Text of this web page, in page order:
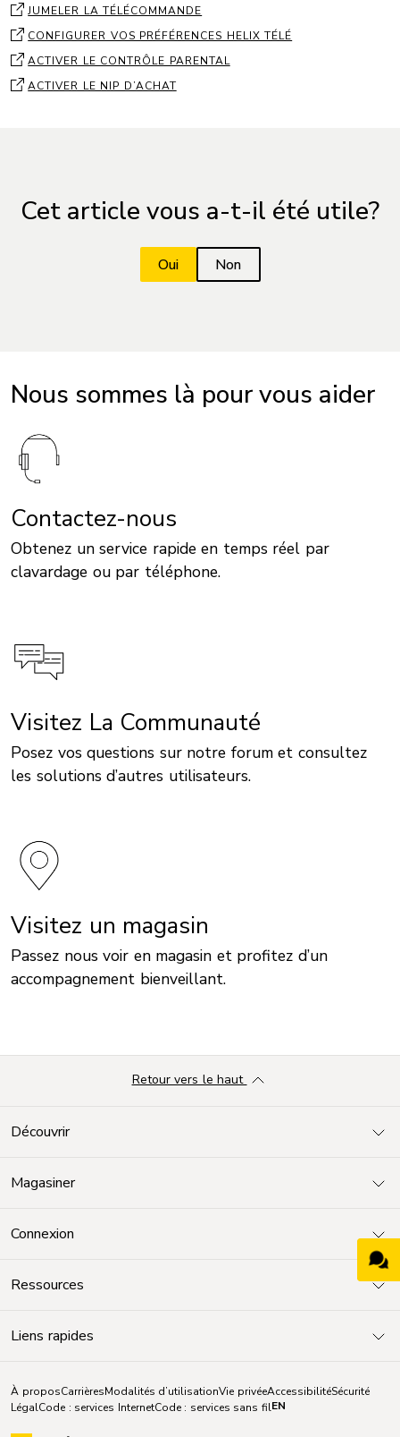
JUMELER LA TÉLÉCOMMANDE
CONFIGURER VOS PRÉFÉRENCES HELIX TÉLÉ
ACTIVER LE CONTRÔLE PARENTAL
ACTIVER LE NIP D’ACHAT
Cet article vous a-t-il été utile?
Nous sommes là pour vous aider
Contactez-nous
Obtenez un service rapide en temps réel par
clavardage ou par téléphone.
Visitez La Communauté
Posez vos questions sur notre forum et consultez
les solutions d’autres utilisateurs.
Visitez un magasin
Passez nous voir en magasin et profitez d’un
accompagnement bienveillant.
Découvrir
Magasiner
Connexion
Ressources
Liens rapides
Retour vers le haut
À proposCarrièresModalités d’utilisationVie privéeAccessibilitéSécurité
LégalCode : services InternetCode : services sans filEN